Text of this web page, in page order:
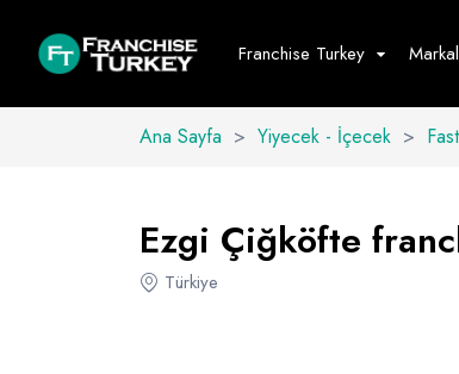
Franchise Turkey
Ana Sayfa > Yiyecek - İçecek >
Ezgi Çiğköfte
Türkiye